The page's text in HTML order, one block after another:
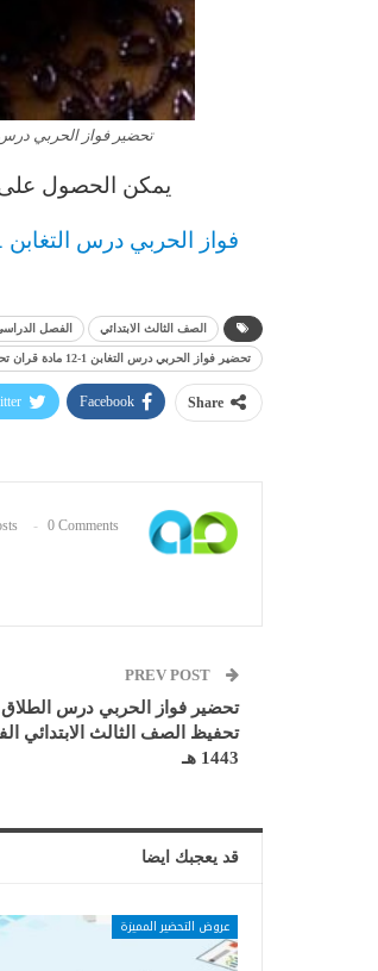
تحضير فواز الحربي درس التغابن 1-12 مادة قران تحفيظ الصف الثالث الابتدائي
يمكن الحصول على
فواز الحربي درس التغابن 1-12 مادة قران تحفيظ
الصف الثالث الابتدائي الفصل الدراسى
تحضير فواز الحربي درس التغابن 1-12 مادة قران تحفيظ الصف الثالث الابتدائي الفصل الدراسى الاول 1442 هـ
Share
Facebook
0 Comments
تحفيظ الصف الثالث الابتدائي
1443 هـ
قد يعجبك ايضا
عروض التحضير المميزة